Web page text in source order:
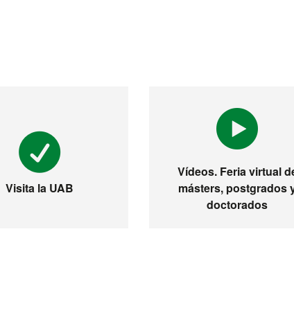
Visita la UAB
Vídeos. Feria virtual
másters, postgrados
doctorados